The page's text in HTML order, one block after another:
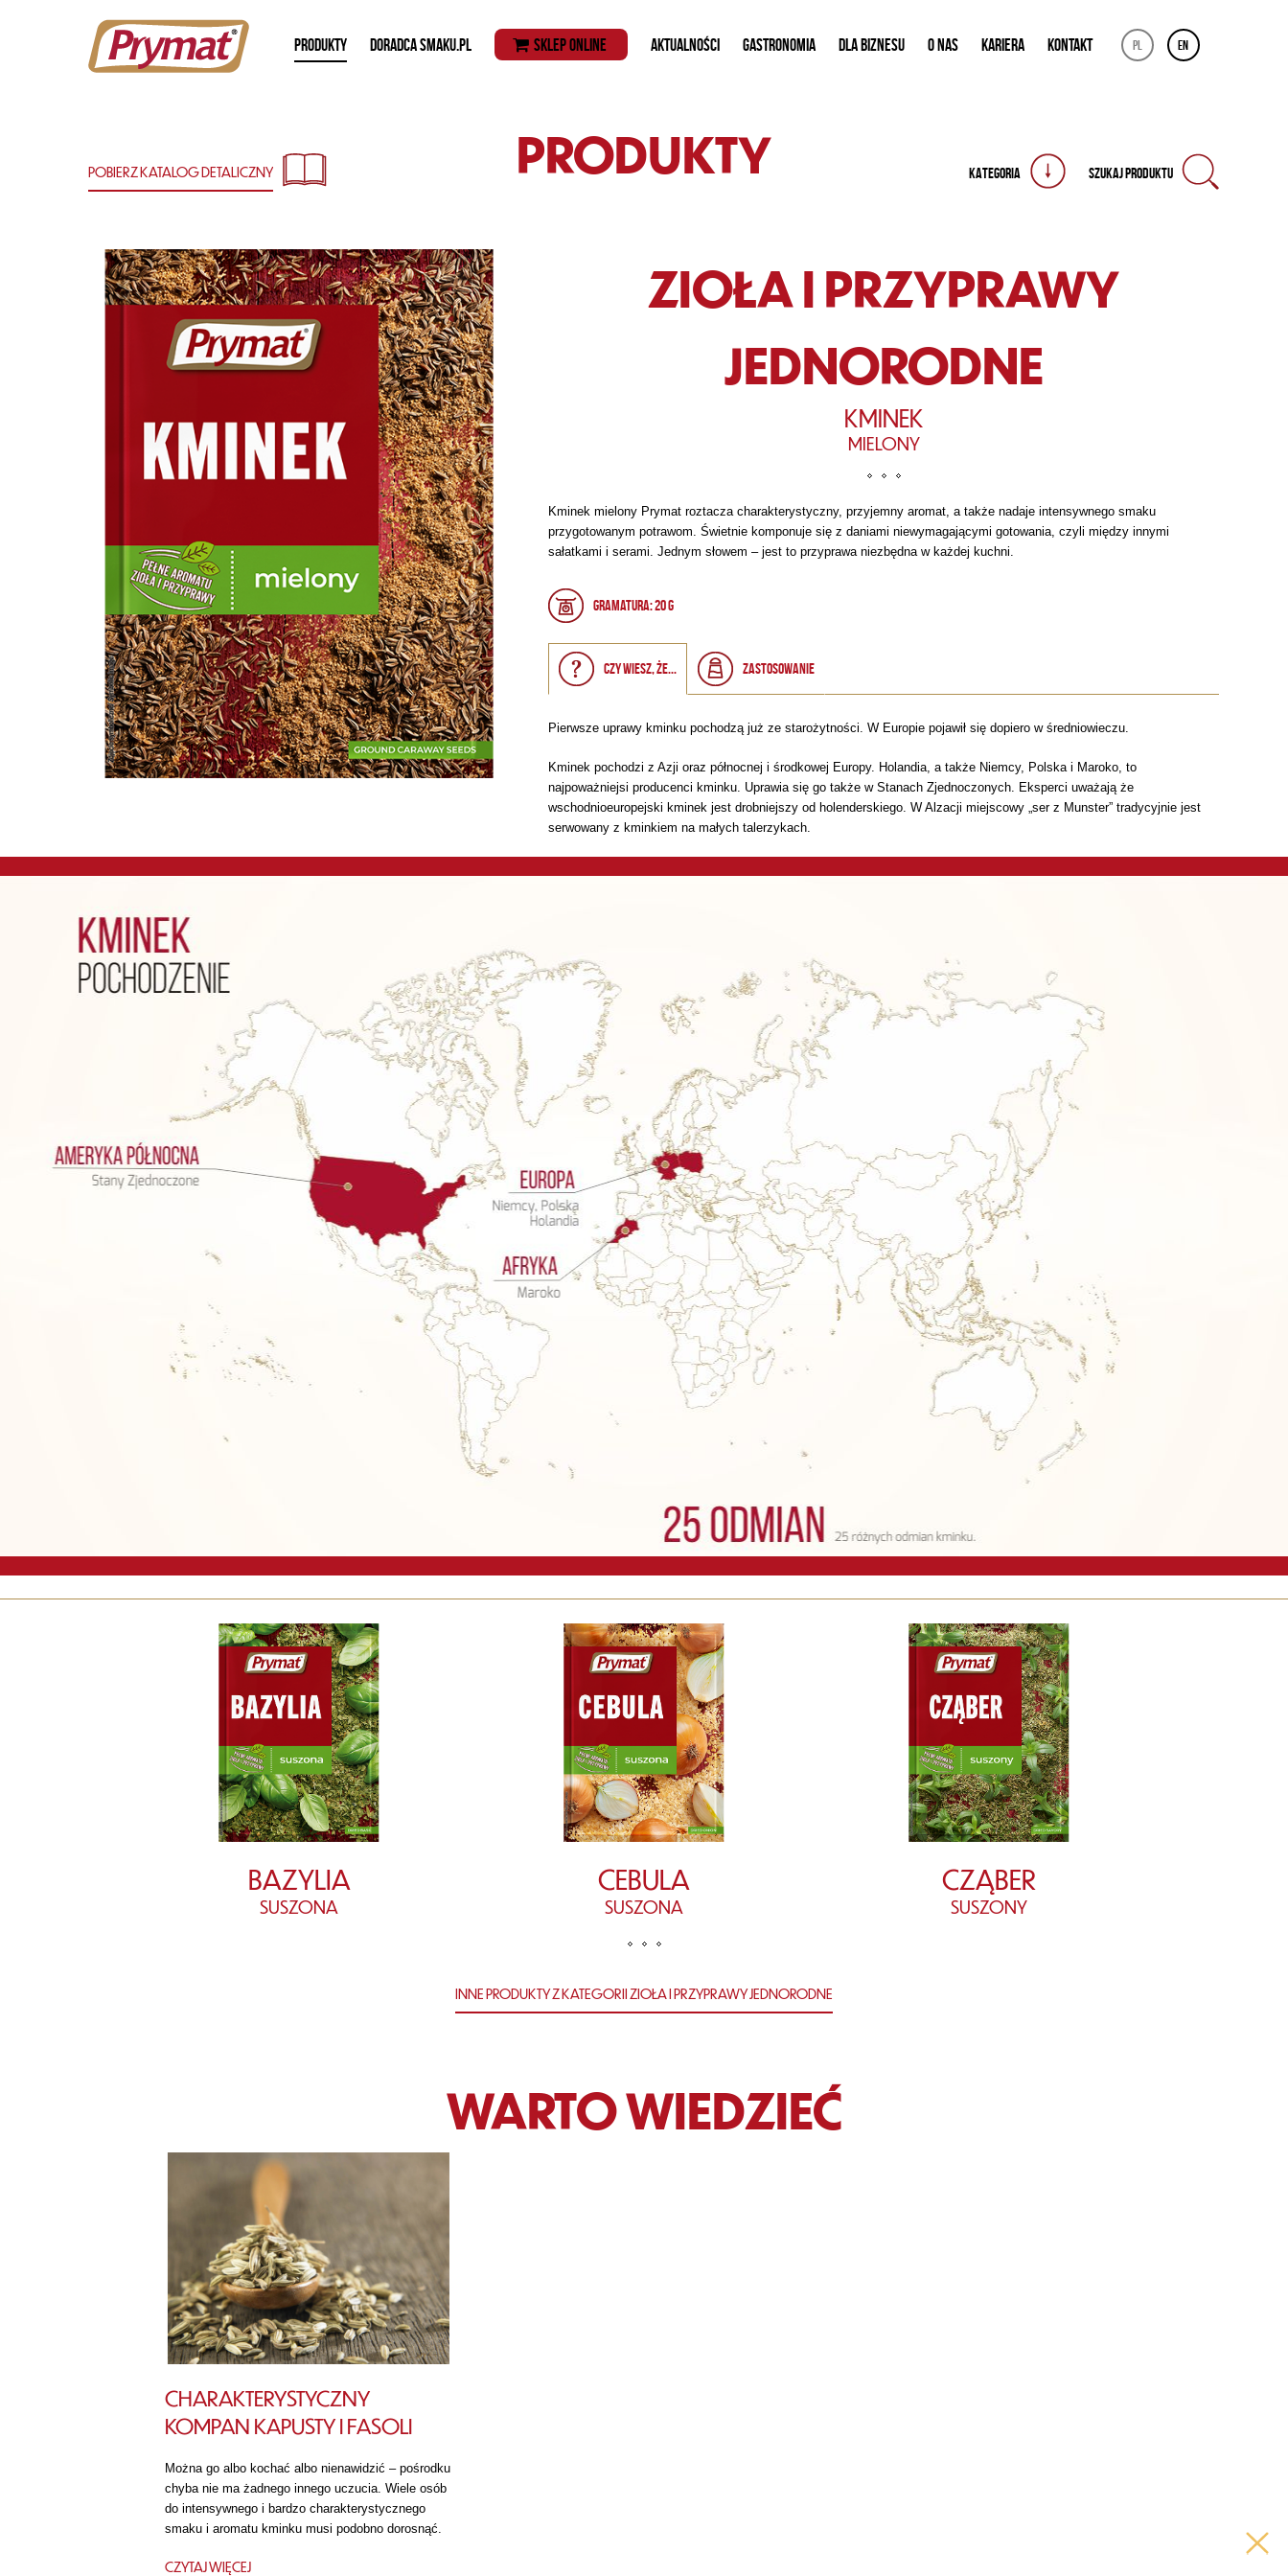
pl en
PRODUKTY DORADCA SMAKU.PL SKLEP ONLINE AKTUALNOŚCI GASTRONOMIA DLA BIZNESU O NAS KARIERA KONTAKT
PRODUKTY
POBIERZ KATALOGDETALICZNY KATEGORIA SZUKAJ PRODUKTU
ZIOŁA I PRZYPRAWY
JEDNORODNE
KMINEK
MIELONY
Kminek mielony Prymat roztacza charakterystyczny, przyjemny aromat, a także nadaje intensywnego smaku
przygotowanym potrawom. Świetnie komponuje się z daniami niewymagającymi gotowania, czyli między innymi
sałatkami i serami. Jednym słowem – jest to przyprawa niezbędna w każdej kuchni.
Gramatura: 20 g
Czy wiesz, że... Zastosowanie
Pierwsze uprawy kminku pochodzą już ze starożytności. W Europie pojawił się dopiero w średniowieczu.
Kminek pochodzi z Azji oraz północnej i środkowej Europy. Holandia, a także Niemcy, Polska i Maroko, to
najpoważniejsi producenci kminku. Uprawia się go także w Stanach Zjednoczonych. Eksperci uważają że
wschodnioeuropejski kminek jest drobniejszy od holenderskiego. W Alzacji miejscowy „ser z Munster” tradycyjnie jest
serwowany z kminkiem na małych talerzykach.
BAZYLIA
SUSZONA
CEBULA
SUSZONA
CZĄBER
SUSZONY
INNE PRODUKTY Z KATEGORII ZIOŁA I PRZYPRAWY JEDNORODNE
WARTO WIEDZIEĆ
CHARAKTERYSTYCZNY
KOMPAN KAPUSTY I FASOLI
Można go albo kochać albo nienawidzić – pośrodku
chyba nie ma żadnego innego uczucia. Wiele osób
do intensywnego i bardzo charakterystycznego
smaku i aromatu kminku musi podobno dorosnąć.
CZYTAJ WIĘCEJ